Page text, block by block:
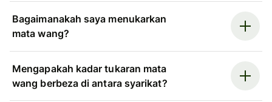
Bagaimanakah saya menukarkan
mata wang?
Mengapakah kadar tukaran mata
wang berbeza di antara syarikat?